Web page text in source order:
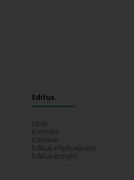
Editus
Über
Kontakt
Karriere
Editus myBusiness
Editus Insight